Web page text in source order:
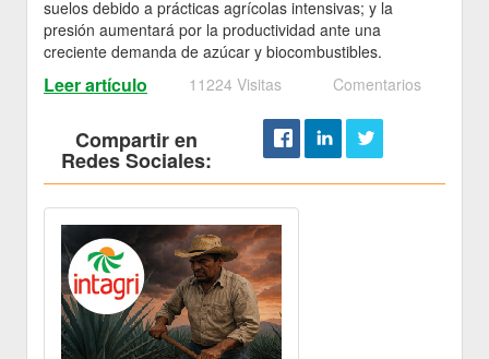
suelos debido a prácticas agrícolas intensivas; y la
presión aumentará por la productividad ante una
creciente demanda de azúcar y biocombustibles.
Leer artículo 11224 Visitas Comentarios
Compartir en
Redes Sociales: